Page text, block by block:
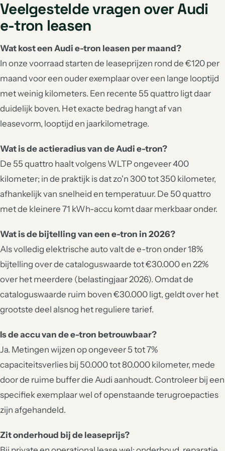
Veelgestelde vragen over Audi
e-tron leasen
Wat kost een Audi e-tron leasen per maand?
In onze voorraad starten de leaseprijzen rond de €120 per
maand voor een ouder exemplaar over een lange looptijd
met weinig kilometers. Een recente 55 quattro ligt daar
duidelijk boven. Het exacte bedrag hangt af van
leasevorm, looptijd en jaarkilometrage.
Wat is de actieradius van de Audi e-tron?
De 55 quattro haalt volgens WLTP ongeveer 400
kilometer; in de praktijk is dat zo'n 300 tot 350 kilometer,
afhankelijk van snelheid en temperatuur. De 50 quattro
met de kleinere 71 kWh-accu komt daar merkbaar onder.
Wat is de bijtelling van een e-tron in 2026?
Als volledig elektrische auto valt de e-tron onder 18%
bijtelling over de cataloguswaarde tot €30.000 en 22%
over het meerdere (belastingjaar 2026). Omdat de
cataloguswaarde ruim boven €30.000 ligt, geldt over het
grootste deel alsnog het reguliere tarief.
Is de accu van de e-tron betrouwbaar?
Ja. Metingen wijzen op ongeveer 5 tot 7%
capaciteitsverlies bij 50.000 tot 80.000 kilometer, mede
door de ruime buffer die Audi aanhoudt. Controleer bij een
specifiek exemplaar wel of openstaande terugroepacties
zijn afgehandeld.
Zit onderhoud bij de leaseprijs?